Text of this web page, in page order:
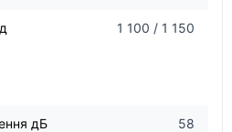
1 100 / 1 150
дБ
58